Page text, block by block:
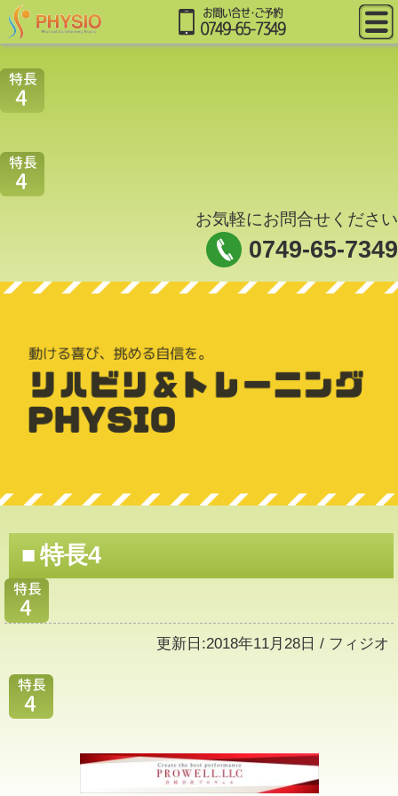
お気軽にお問合せください
0749-65-7349
特長4
更新日:2018年11月28日 / フィジオ